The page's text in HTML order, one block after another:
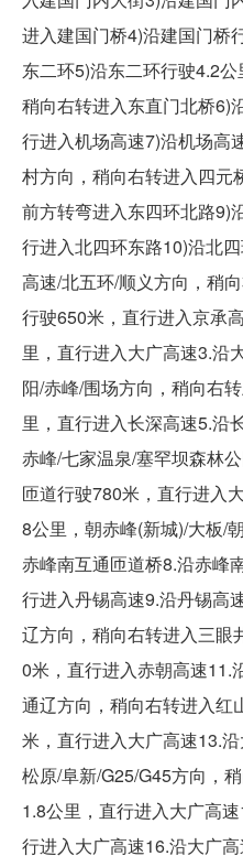
进入建国门桥4)沿建国门桥
东二环5)沿东二环行驶4.2
稍向右转进入东直门北桥6)
行进入机场高速7)沿机场高
村方向，稍向右转进入四元
前方转弯进入东四环北路9)
行进入北四环东路10)沿北
高速/北五环/顺义方向，稍
行驶650米，直行进入京承
里，直行进入大广高速3.沿
阳/赤峰/围场方向，稍向右
里，直行进入长深高速5.沿
赤峰/七家温泉/塞罕坝森林
匝道行驶780米，直行进入
8公里，朝赤峰(新城)/大板/
赤峰南互通匝道桥8.沿赤峰
行进入丹锡高速9.沿丹锡高
辽方向，稍向右转进入三眼
0米，直行进入赤朝高速11.
通辽方向，稍向右转进入红
米，直行进入大广高速13.
松原/阜新/G25/G45方向，
1.8公里，直行进入大广高
行进入大广高速16.沿大广